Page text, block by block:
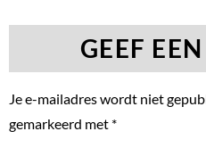
GEEF
Je e-mailadres wordt niet
gemarkeerd met *